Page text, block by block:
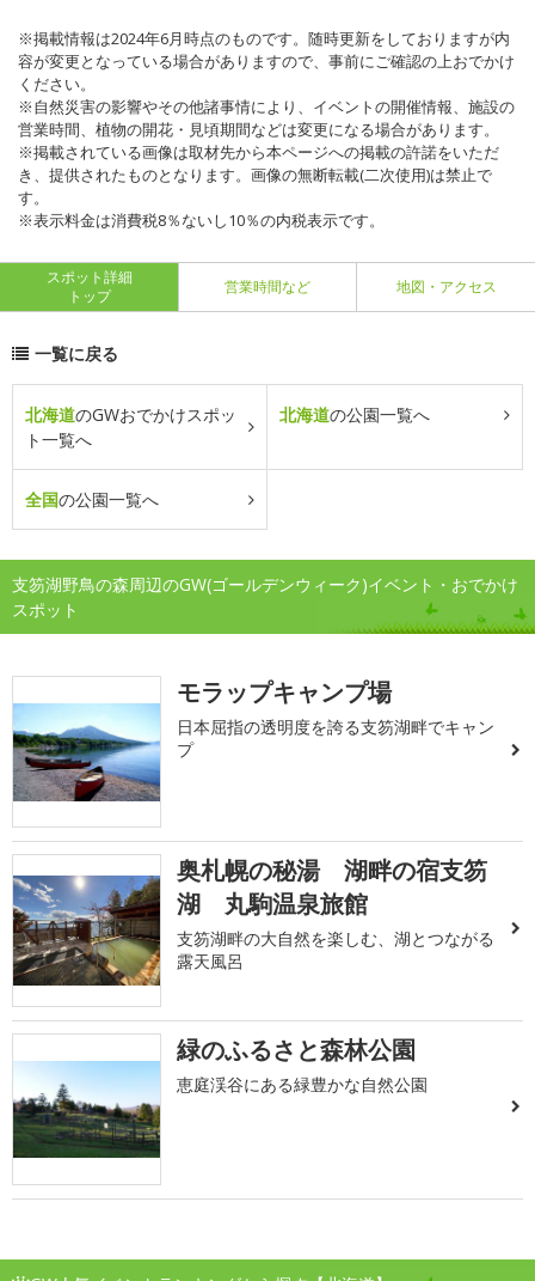
※掲載情報は2024年6月時点のものです。随時更新をしておりますが内
容が変更となっている場合がありますので、事前にご確認の上おでかけ
ください。
※自然災害の影響やその他諸事情により、イベントの開催情報、施設の
営業時間、植物の開花・見頃期間などは変更になる場合があります。
※掲載されている画像は取材先から本ページへの掲載の許諾をいただ
き、提供されたものとなります。画像の無断転載(二次使用)は禁止で
す。
※表示料金は消費税8％ないし10％の内税表示です。
スポット詳細
トップ
営業時間など 地図・アクセス
一覧に戻る
北海道のGWおでかけスポッ
ト一覧へ
北海道の公園一覧へ
全国の公園一覧へ
支笏湖野鳥の森周辺のGW(ゴールデンウィーク)イベント・おでかけ
スポット
モラップキャンプ場
日本屈指の透明度を誇る支笏湖畔でキャン
プ
奥札幌の秘湯 湖畔の宿支笏
湖 丸駒温泉旅館
支笏湖畔の大自然を楽しむ、湖とつながる
露天風呂
緑のふるさと森林公園
恵庭渓谷にある緑豊かな自然公園